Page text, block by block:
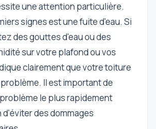
une attention particulière.
signes est une fuite d'eau. Si
des gouttes d'eau ou des
sur votre plafond ou vos
clairement que votre toiture
Il est important de
le plus rapidement
des dommages